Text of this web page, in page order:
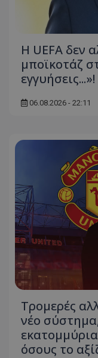
Η UEFA δεν
μποϊκοτάζ
εγγυήσεις...»!
06.08.2026 - 22:11
Τρομερές
νέο
όσους το